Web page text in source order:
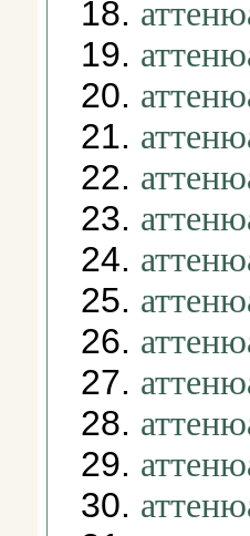
18.
19.
20.
21.
22.
23.
24.
25.
26.
27.
28.
29.
30.